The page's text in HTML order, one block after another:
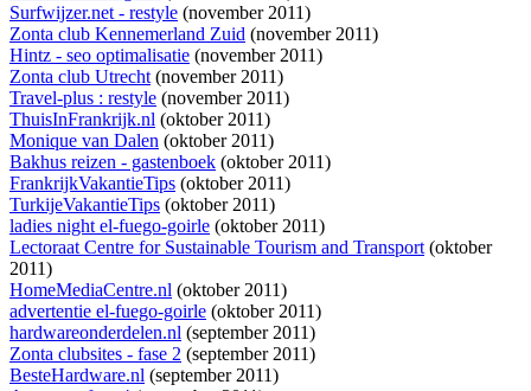
Surfwijzer.net - restyle (november 2011)
Zonta club Kennemerland Zuid (november 2011)
Hintz - seo optimalisatie (november 2011)
Zonta club Utrecht(november 2011)
Travel-plus : restyle (november 2011)
ThuisInFrankrijk.nl (oktober 2011)
Monique van Dalen (oktober 2011)
Bakhus reizen - gastenboek (oktober 2011)
FrankrijkVakantieTips (oktober 2011)
TurkijeVakantieTips (oktober 2011)
ladies night el-fuego-goirle (oktober 2011)
Lectoraat Centre for Sustainable Tourism and Transport(oktober
2011)
HomeMediaCentre.nl (oktober 2011)
advertentie el-fuego-goirle (oktober 2011)
hardwareonderdelen.nl (september 2011)
Zonta clubsites - fase 2 (september 2011)
BesteHardware.nl (september 2011)